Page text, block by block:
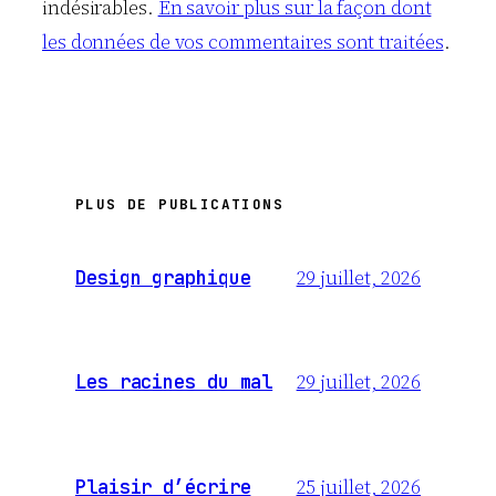
indésirables. En savoir plus sur la façon dont
les données de vos commentaires sont traitées.
PLUS DE PUBLICATIONS
Design graphique 29 juillet, 2026
Les racines du mal 29 juillet, 2026
Plaisir d’écrire 25 juillet, 2026